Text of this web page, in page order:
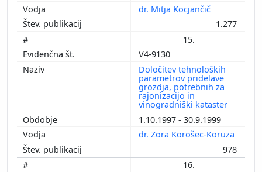
dr. Mitja Kocjančič
1.277
15.
V4-9130
Določitev tehnoloških
parametrov pridelave
grozdja, potrebnih za
rajonizacijo in
vinogradniški kataster
1.10.1997 - 30.9.1999
dr. Zora Korošec-Koruza
978
16.